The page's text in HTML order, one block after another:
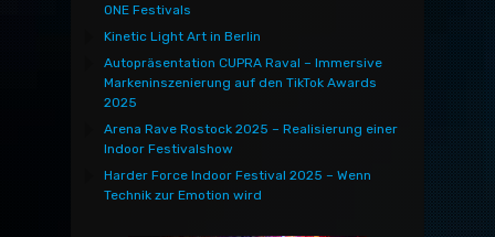
ONE Festivals
Kinetic Light Art in Berlin
Autopräsentation CUPRA Raval – Immersive
Markeninszenierung auf den TikTok Awards
2025
Arena Rave Rostock 2025 – Realisierung einer
Indoor Festivalshow
Harder Force Indoor Festival 2025 – Wenn
Technik zur Emotion wird